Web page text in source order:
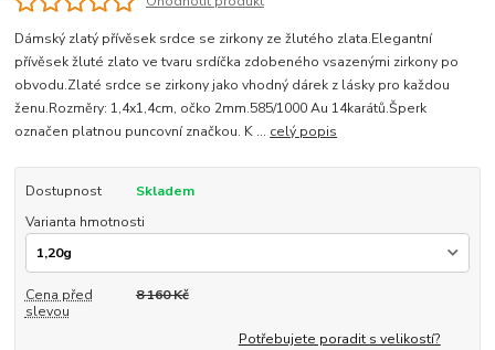
Dámský zlatý přívěsek srdce se zirkony ze žlutého zlata.Elegantní
přívěsek žluté zlato ve tvaru srdíčka zdobeného vsazenými zirkony po
obvodu.Zlaté srdce se zirkony jako vhodný dárek z lásky pro každou
ženu.Rozměry: 1,4x1,4cm, očko 2mm.585/1000 Au 14karátů.Šperk
označen platnou puncovní značkou. K ... celý popis
Dostupnost
Skladem
Varianta hmotnosti
Cena před
slevou
8 160 Kč
Potřebujete poradit s velikostí?